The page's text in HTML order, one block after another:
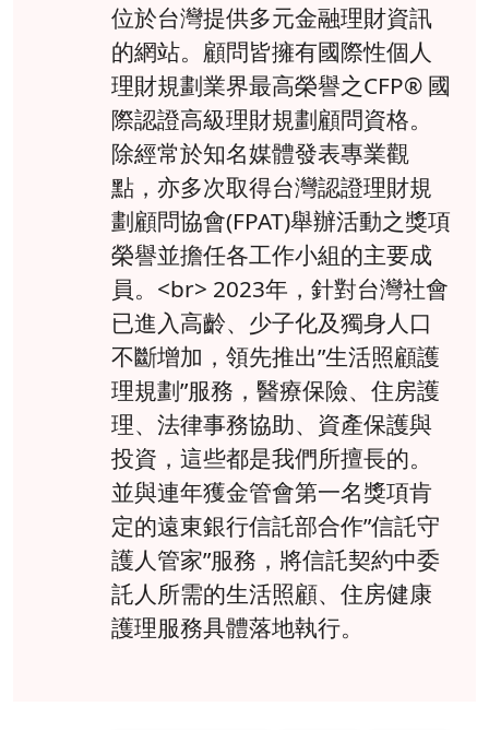
位於台灣提供多元金融理財資訊
的網站。顧問皆擁有國際性個人
理財規劃業界最高榮譽之CFP® 國
際認證高級理財規劃顧問資格。
除經常於知名媒體發表專業觀
點，亦多次取得台灣認證理財規
劃顧問協會(FPAT)舉辦活動之獎項
榮譽並擔任各工作小組的主要成
員。<br> 2023年，針對台灣社會
已進入高齡、少子化及獨身人口
不斷增加，領先推出”生活照顧護
理規劃”服務，醫療保險、住房護
理、法律事務協助、資產保護與
投資，這些都是我們所擅長的。
並與連年獲金管會第一名獎項肯
定的遠東銀行信託部合作”信託守
護人管家”服務，將信託契約中委
託人所需的生活照顧、住房健康
護理服務具體落地執行。